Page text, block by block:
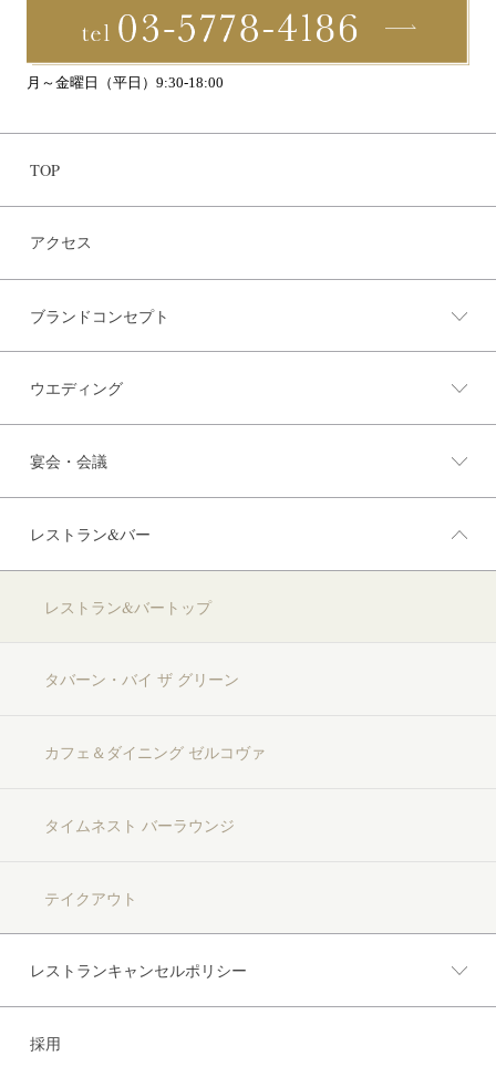
月～金曜日（平日）9:30-18:00
TOP
アクセス
ブランドコンセプト
ウエディング
宴会・会議
レストラン&バー
レストラン&バートップ
タバーン・バイ ザ グリーン
カフェ＆ダイニング ゼルコヴァ
タイムネスト バーラウンジ
テイクアウト
レストランキャンセルポリシー
採用